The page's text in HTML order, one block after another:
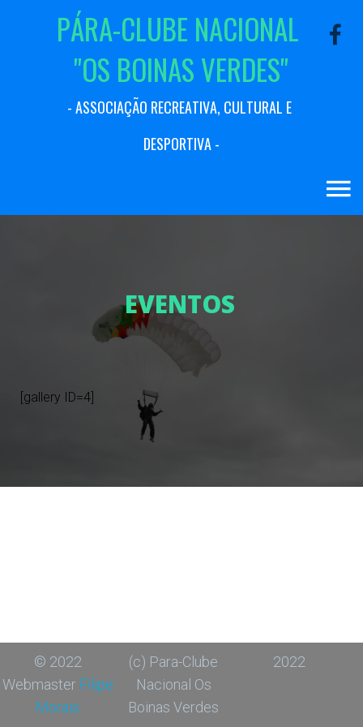
PÁRA-CLUBE NACIONAL
"OS BOINASVERDES"
- ASSOCIAÇÃO RECREATIVA, CULTURAL E
DESPORTIVA-
EVENTOS
[gallery ID=4]
© 2022
Webmaster Filipe
Morais
(c) Para-Clube
Nacional Os
Boinas Verdes
2022